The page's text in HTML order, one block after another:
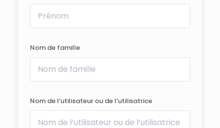
Nom de famille
Nom de l’utilisateur ou de l’utilisatrice